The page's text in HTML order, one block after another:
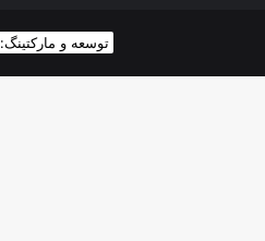
توسعه و مارکتینگ: